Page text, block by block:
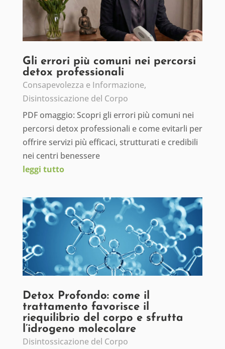
Gli errori più comuni nei percorsi
detox professionali
Consapevolezza e Informazione,
Disintossicazione del Corpo
PDF omaggio: Scopri gli errori più comuni nei
percorsi detox professionali e come evitarli per
offrire servizi più efficaci, strutturati e credibili
nei centri benessere
leggi tutto
Detox Profondo: come il
trattamento favorisce il
riequilibrio del corpo e sfrutta
l’idrogeno molecolare
Disintossicazione del Corpo